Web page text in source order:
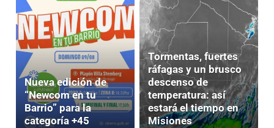
Nueva edición de
“Newcom en tu
Barrio” para la
categoría +45
Tormentas, fuertes
ráfagas y un brusco
descenso de
temperatura: así
estará el tiempo en
Misiones